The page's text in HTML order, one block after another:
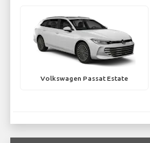
Volkswagen Passat Estate